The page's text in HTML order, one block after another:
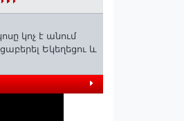
կոչ է անում
Եկեղեցու և